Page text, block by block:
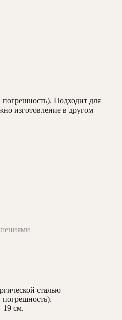
Подходит для
изготовление в другом
сталью
19 см.